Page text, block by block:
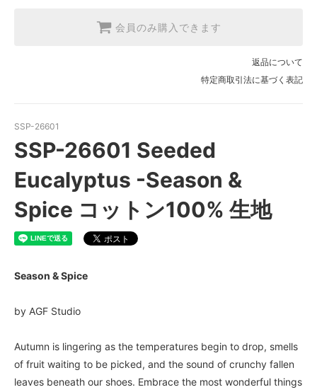
会員のみ購入できます
返品について
特定商取引法に基づく表記
SSP-26601
SSP-26601 Seeded
Eucalyptus -Season &
Spice コットン100% 生地
Season & Spice
by AGF Studio
Autumn is lingering as the temperatures begin to drop, smells
of fruit waiting to be picked, and the sound of crunchy fallen
leaves beneath our shoes. Embrace the most wonderful things